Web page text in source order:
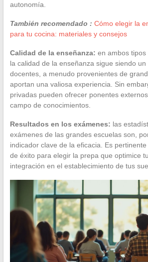
autonomía.
También recomendado : Cómo elegir la
para tu cocina: materiales y consejos
Calidad de la enseñanza: en ambos tipos
la calidad de la enseñanza sigue siendo
docentes, a menudo provenientes de
aportan una valiosa experiencia. Sin
privadas pueden ofrecer ponentes
campo de conocimientos.
Resultados en los exámenes: las
exámenes de las grandes escuelas son,
indicador clave de la eficacia. Es
de éxito para elegir la prepa que optimice
integración en el establecimiento de tus